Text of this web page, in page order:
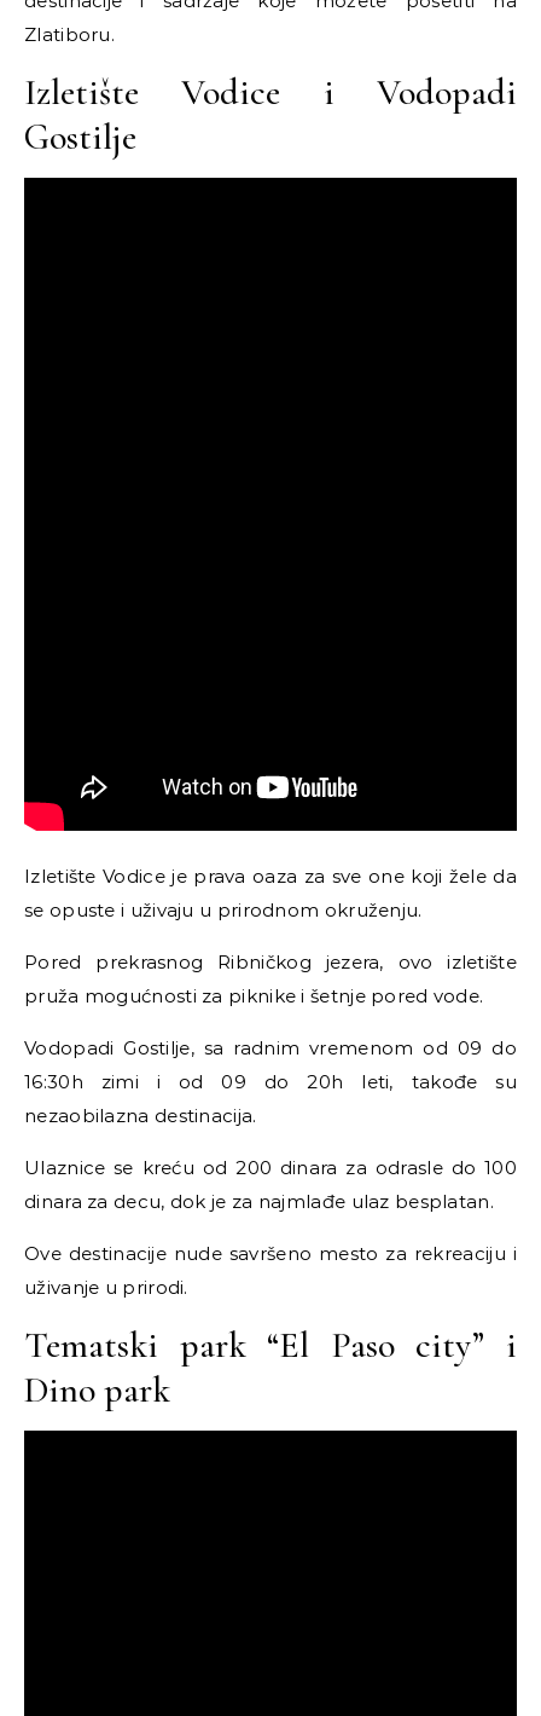
Zlatiboru.
Izletište Vodice i Vodopadi
Gostilje
Izletište Vodice je prava oaza za sve one koji žele da
se opuste i uživaju u prirodnom okruženju.
Pored prekrasnog Ribničkog jezera, ovo izletište
pruža mogućnosti za piknike i šetnje pored vode.
Vodopadi Gostilje, sa radnim vremenom od 09 do
16:30h zimi i od 09 do 20h leti, takođe su
nezaobilazna destinacija.
Ulaznice se kreću od 200 dinara za odrasle do 100
dinara za decu, dok je za najmlađe ulaz besplatan.
Ove destinacije nude savršeno mesto za rekreaciju i
uživanje u prirodi.
Tematski park “El Paso city” i
Dino park